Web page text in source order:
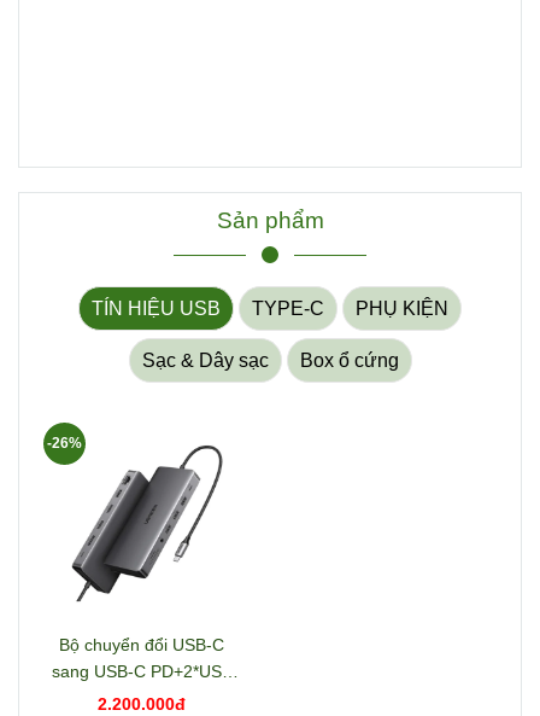
Sản phẩm
TÍN HIỆU USB TYPE-C PHỤ KIỆN
Sạc & Dây sạc Box ổ cứng
Bộ chuyển đổi USB-C
sang USB-C PD+2*USB
3.2+USB-C 3.2+2*USB
2.200.000đ
-26%